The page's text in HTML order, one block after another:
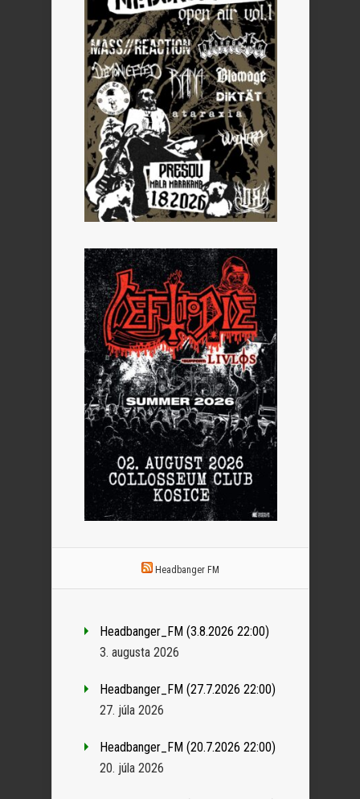
Headbanger FM
Headbanger_FM (3.8.2026 22:00)
3. augusta 2026
Headbanger_FM (27.7.2026 22:00)
27. júla 2026
Headbanger_FM (20.7.2026 22:00)
20. júla 2026